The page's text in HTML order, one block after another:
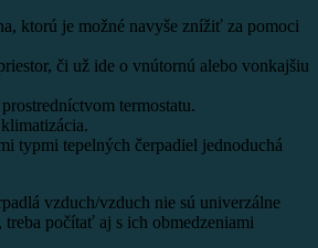
ktorú je možné navyše znížiť za pomoci
či už ide o vnútornú alebo vonkajšiu
termostatu.
typmi tepelných čerpadiel jednoduchá
vzduch/vzduch nie sú univerzálne
počítať aj s ich obmedzeniami